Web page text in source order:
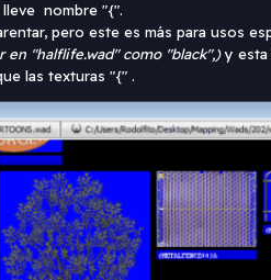
lleve nombre "{".
pero este es más para usos
en "halflife.wad" como "black",)y esta
las texturas "{" .